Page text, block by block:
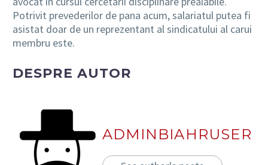
Potrivit prevederilor de pana acum, salariatul putea fi
asistat doar de un reprezentant al sindicatului al carui
membru este.
DESPRE AUTOR
ADMINBIAHRUSER